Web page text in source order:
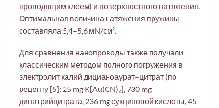
проводящим клеем) и поверхностного натяжения.
Оптимальная величина натяжения пружины
составляла 5,4–5,6 мN/см².
Для сравнения нанопроводы также получали
классическим методом полного погружения в
электролит калий дицианоаурат–цитрат (по
рецепту [5]: 25 mg K[Au(CN)₂], 730 mg
динатрийцитрата, 236 mg сукциновой кислоты, 45